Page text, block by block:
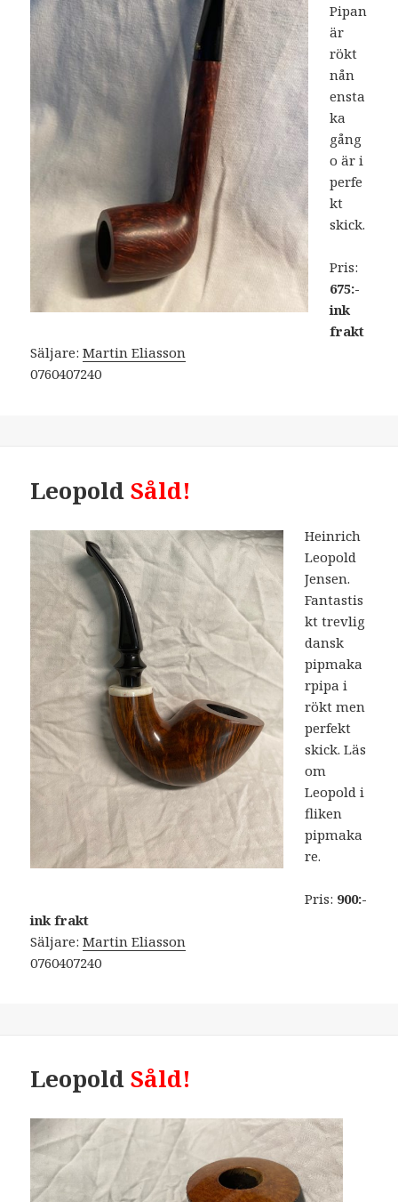
Pipan
är
rökt
nån
ensta
ka
gång
o är i
perfe
kt
skick.
Pris:
675:-
ink
frakt
Säljare:Martin Eliasson
0760407240
LeopoldSåld!
Heinrich
Leopold
Jensen.
Fantastis
kt trevlig
dansk
pipmaka
rpipa i
rökt men
perfekt
skick. Läs
om
Leopold i
fliken
pipmaka
re.
Pris: 900:-
ink frakt
Säljare:Martin Eliasson
0760407240
LeopoldSåld!